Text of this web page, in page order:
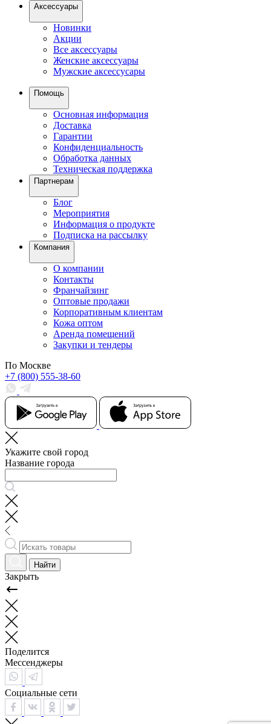
Аксессуары
Новинки
Акции
Все аксессуары
Женские аксессуары
Мужские аксессусары
Помощь
Основная информация
Доставка
Гарантии
Конфиденциальность
Обработка данных
Техническая поддержка
Партнерам
Блог
Мероприятия
Информация о продукте
Подписка на рассылку
Компания
О компании
Контакты
Франчайзинг
Оптовые продажи
Корпоративным клиентам
Кожа оптом
Аренда помещений
Закупки и тендеры
По Москве
+7 (800) 555-38-60
Укажите свой город
Название города
Найти
Закрыть
Поделится
Мессенджеры
Социальные сети